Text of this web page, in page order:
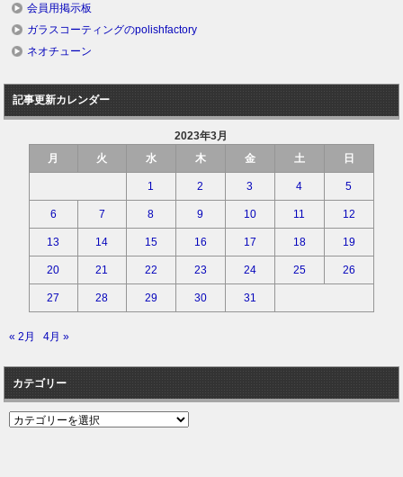
会員用掲示板
ガラスコーティングのpolishfactory
ネオチューン
記事更新カレンダー
2023年3月
月
火 水 木 金 土 日
1 2 3 4 5
6 7 8 9 10 11 12
13 14 15 16 17 18 19
20 21 22 23 24 25 26
27 28 29 30 31
« 2月 4月 »
カテゴリー
カ